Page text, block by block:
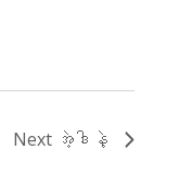
Next အဲ့ဒါနဲ့